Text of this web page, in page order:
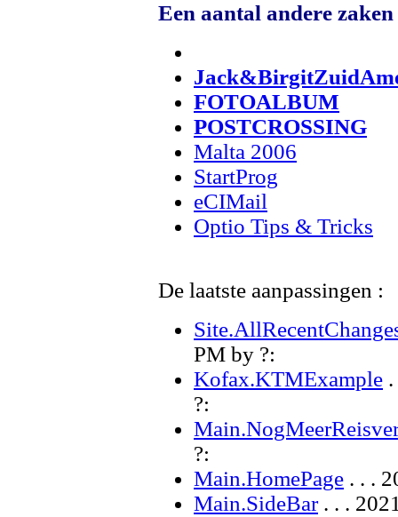
Een aantal andere
FOTOALBUM
POSTCROSSING
Malta 2006
StartProg
eCIMail
Optio Tips & Tricks
De laatste aanpassingen :
PM by ?:
Kofax.KTMExample
?:
?:
Main.HomePage . . .
Main.SideBar. . .